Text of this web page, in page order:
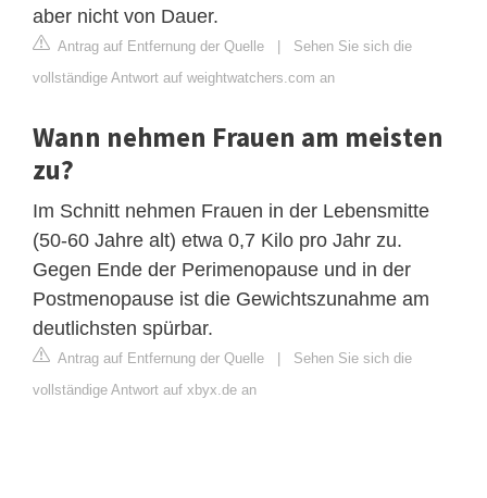
aber nicht von Dauer.
Antrag auf Entfernung der Quelle
Sehen Sie sich die
vollständige Antwort auf weightwatchers.com an
Wann nehmen Frauen am meisten
zu?
Im Schnitt nehmen Frauen in der Lebensmitte
(50-60 Jahre alt) etwa 0,7 Kilo pro Jahr zu.
Gegen Ende der Perimenopause und in der
Postmenopause ist die Gewichtszunahme am
deutlichsten spürbar.
Antrag auf Entfernung der Quelle
Sehen Sie sich die
vollständige Antwort auf xbyx.de an